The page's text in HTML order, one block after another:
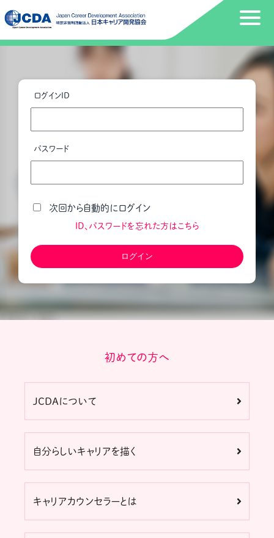
ログインID
パスワード
次回から自動的にログイン
ID、パスワードを忘れた方はこちら
初めての方へ
JCDAについて
自分らしいキャリアを描く
キャリアカウンセラーとは